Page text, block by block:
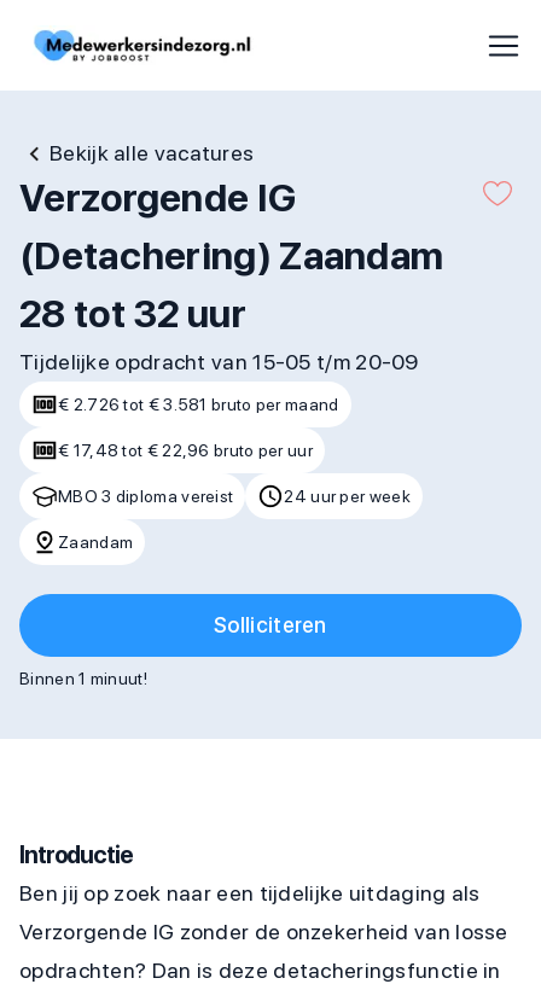
Bekijk alle vacatures
Verzorgende IG
(Detachering) Zaandam
28 tot 32 uur
Tijdelijke opdracht van 15-05 t/m 20-09
€ 2.726 tot € 3.581 bruto per maand
€ 17,48 tot € 22,96 bruto per uur
MBO 3 diploma vereist 24 uur per week
Zaandam
Solliciteren
Binnen 1 minuut!
Introductie
Ben jij op zoek naar een tijdelijke uitdaging als
Verzorgende IG zonder de onzekerheid van losse
opdrachten? Dan is deze detacheringsfunctie in